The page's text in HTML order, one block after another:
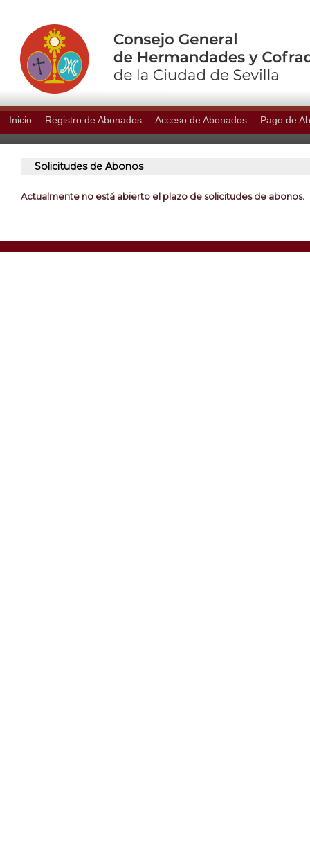
Inicio Registro de Abonados Acceso de Abonados Pago de
Solicitudes de Abonos
Actualmente no está abierto el plazo de solicitudes de abonos.